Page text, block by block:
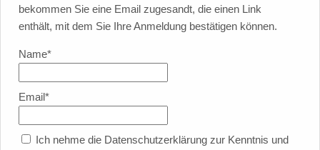
bekommen Sie eine Email zugesandt, die einen Link
enthält, mit dem Sie Ihre Anmeldung bestätigen können.
Name*
Email*
Ich nehme die Datenschutzerklärung zur Kenntnis und